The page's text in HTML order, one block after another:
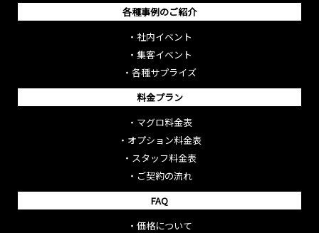
各種事例のご紹介
・ 社内イベント
・ 集客イベント
・ 各種サプライズ
料金プラン
・ マグロ料金表
・ オプション料金表
・ スタッフ料金表
・ ご契約の流れ
FAQ
・ 価格について